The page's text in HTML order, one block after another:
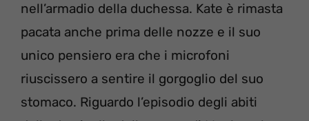
nell’armadio della duchessa. Kate è rimasta
pacata anche prima delle nozze e il suo
unico pensiero era che i microfoni
riuscissero a sentire il gorgoglio del suo
stomaco. Riguardo l’episodio degli abiti